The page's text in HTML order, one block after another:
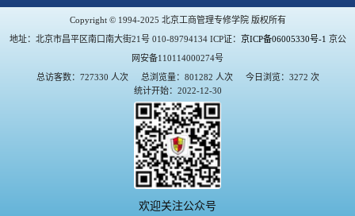
Copyright © 1994-2025 北京工商管理专修学院 版权所有
地址：北京市昌平区南口南大街21号 010-89794134 ICP证： 京ICP备06005330号-1 京公
网安备110114000274号
总访客数：727330 人次
总浏览量：801282 人次
今日浏览：3272 次
统计开始：2022-12-30
欢迎关注公众号